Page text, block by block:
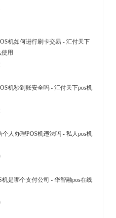
机如何进行刷卡交易 - 汇付天下
使用
机秒到账安全吗 - 汇付天下pos机
个人办理POS机违法吗 - 私人pos机
机是哪个支付公司 - 华智融pos在线